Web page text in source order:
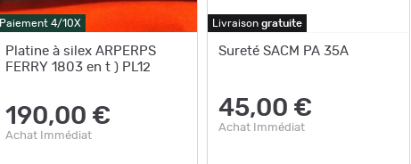
Paiement 4/10X
Platine à silex ARPERPS
FERRY 1803 en t ) PL12
190,00 €
Achat Immédiat
Livraison gratuite
Sureté SACM PA 35A
45,00 €
Achat Immédiat